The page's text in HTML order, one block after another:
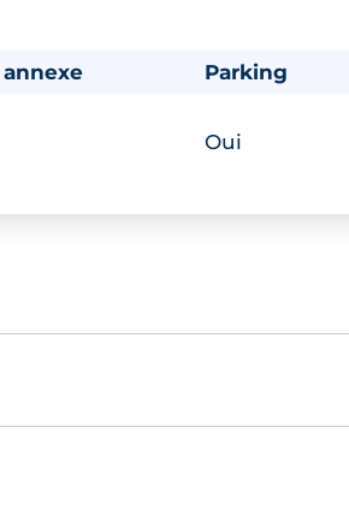
Parking
Oui